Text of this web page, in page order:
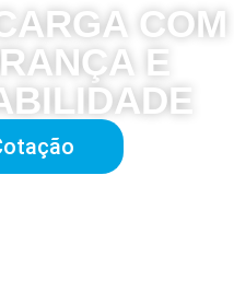
COM
E